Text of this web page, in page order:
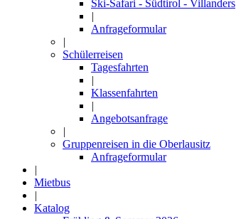
Ski-Safari - Südtirol - Villanders
|
Anfrageformular
|
Schülerreisen
Tagesfahrten
|
Klassenfahrten
|
Angebotsanfrage
|
Gruppenreisen in die Oberlausitz
Anfrageformular
|
Mietbus
|
Katalog